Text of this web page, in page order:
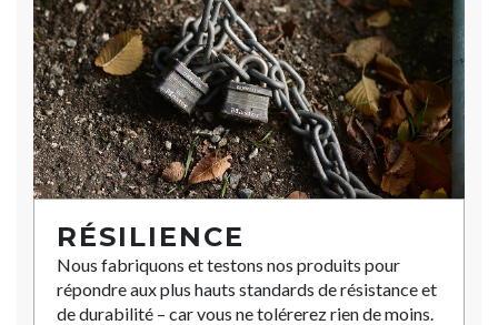
RÉSILIENCE
Nous fabriquons et testons nos produits pour
répondre aux plus hauts standards de résistance et
de durabilité – car vous ne tolérerez rien de moins.